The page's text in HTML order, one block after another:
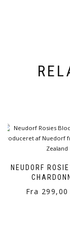
NEUDORF
Fra 299,00